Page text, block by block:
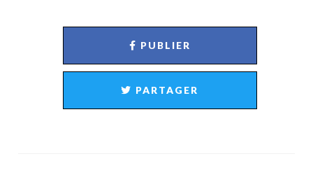
PUBLIER
PARTAGER